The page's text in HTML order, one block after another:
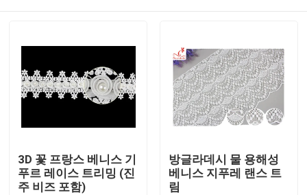
3D 꽃 프랑스 베니스 기
푸르 레이스 트리밍 (진
주 비즈 포함)
방글라데시 물 용해성
베니스 지푸레 랜스 트
림